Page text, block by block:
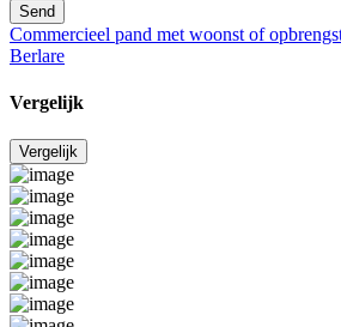
Send
Commercieel pand met woonst of
Berlare
Vergelijk
Vergelijk